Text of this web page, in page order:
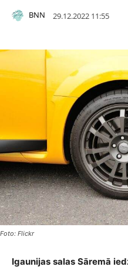
BNN 29.12.2022 11:55
Foto: Flickr
Igaunijas salas Sāremā